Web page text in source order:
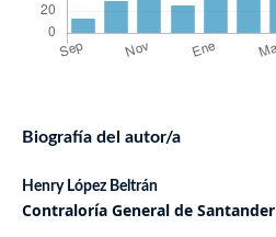
Biografía del autor/a
Henry López Beltrán
Contraloría General de Santander